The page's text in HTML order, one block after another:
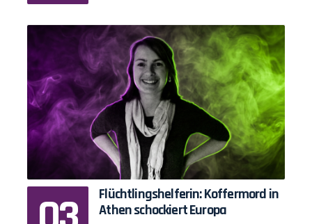
Flüchtlingshelferin: Koffermord in
Athen schockiert Europa